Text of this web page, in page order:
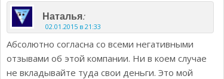
Наталья:
02.01.2015 в 21:33
Абсолютно согласна со всеми негативными
отзывами об этой компании. Ни в коем случае
не вкладывайте туда свои деньги. Это мой